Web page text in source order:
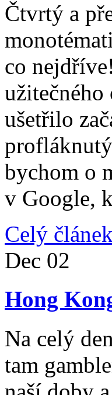
Čtvrtý a
co
ušetřilo
bychom o
v Google,
Celý článek
Dec 02
Hong
Na celý
tam